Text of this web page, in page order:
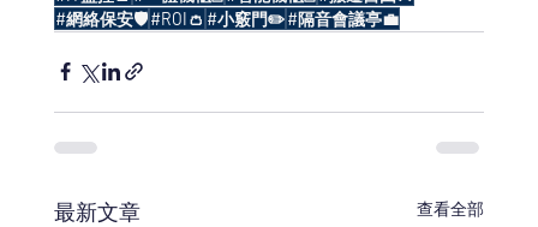
#網絡保安🛡️#ROI👛 #小竅門✏️#隔音會議亭💼
最新文章 查看全部